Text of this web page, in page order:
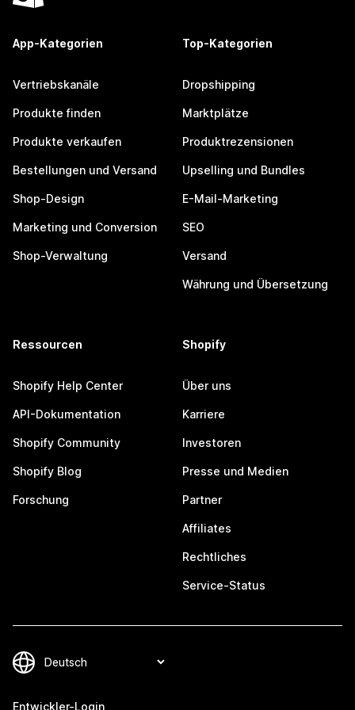
App-Kategorien
Vertriebskanäle
Produkte finden
Produkte verkaufen
Bestellungen und Versand
Shop-Design
Marketing und Conversion
Shop-Verwaltung
Top-Kategorien
Dropshipping
Marktplätze
Produktrezensionen
Upselling und Bundles
E-Mail-Marketing
SEO
Versand
Währung und Übersetzung
Ressourcen
Shopify Help Center
API-Dokumentation
Shopify Community
Shopify Blog
Forschung
Shopify
Über uns
Karriere
Investoren
Presse und Medien
Partner
Affiliates
Rechtliches
Service-Status
Entwickler-Login